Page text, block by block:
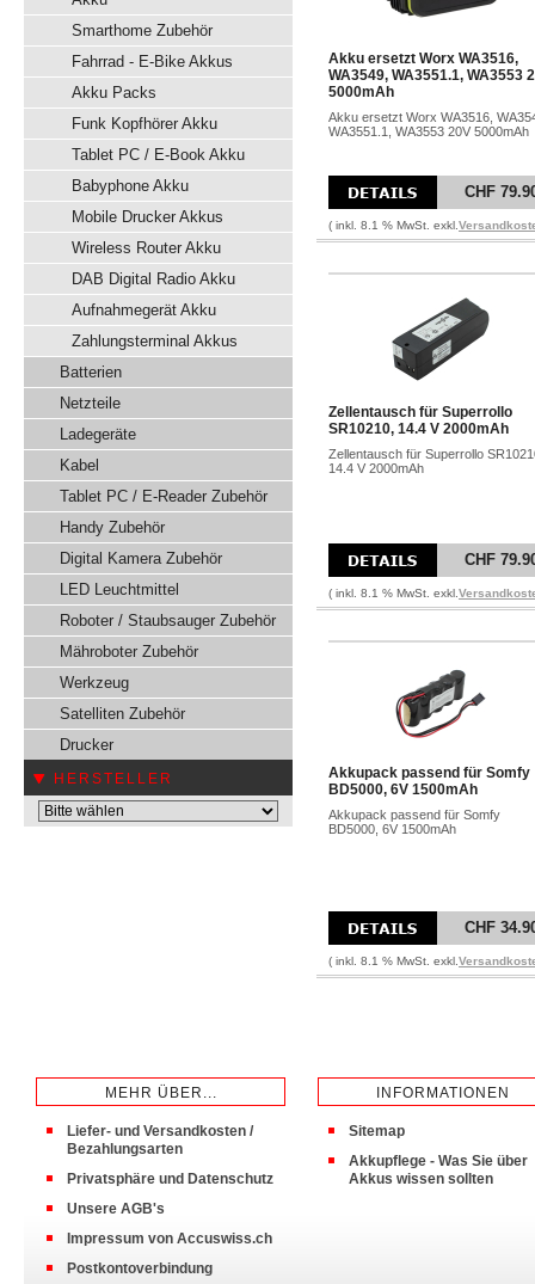
Smarthome Zubehör
Fahrrad - E-Bike Akkus
Akku Packs
Funk Kopfhörer Akku
Tablet PC / E-Book Akku
Babyphone Akku
Mobile Drucker Akkus
Wireless Router Akku
DAB Digital Radio Akku
Aufnahmegerät Akku
Zahlungsterminal Akkus
Batterien
Netzteile
Ladegeräte
Kabel
Tablet PC / E-Reader Zubehör
Handy Zubehör
Digital Kamera Zubehör
LED Leuchtmittel
Roboter / Staubsauger Zubehör
Mähroboter Zubehör
Werkzeug
Satelliten Zubehör
Drucker
HERSTELLER
Akku ersetzt Worx WA3516,
WA3549, WA3551.1, WA3553
5000mAh
Akku ersetzt Worx WA3516,
WA3551.1, WA3553 20V 5000mAh
CHF
( inkl. 8.1 % MwSt. exkl.
Zellentausch für Superrollo
SR10210, 14.4 V 2000mAh
Zellentausch für Superrollo
14.4 V 2000mAh
CHF
( inkl. 8.1 % MwSt. exkl.
Akkupack passend für Somfy
BD5000, 6V 1500mAh
Akkupack passend für Somfy
BD5000, 6V 1500mAh
CHF
( inkl. 8.1 % MwSt. exkl.
MEHR ÜBER...
Liefer- und Versandkosten /
Bezahlungsarten
Privatsphäre und Datenschutz
Unsere AGB's
Impressum von Accuswiss.ch
Postkontoverbindung
INFORMATIONEN
Sitemap
Akkupflege - Was Sie über
Akkus wissen sollten